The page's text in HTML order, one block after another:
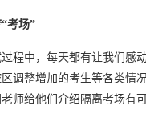
考场”
程中，每天都有让我们感
调整增加的考生等各类情
师给他们介绍隔离考场有